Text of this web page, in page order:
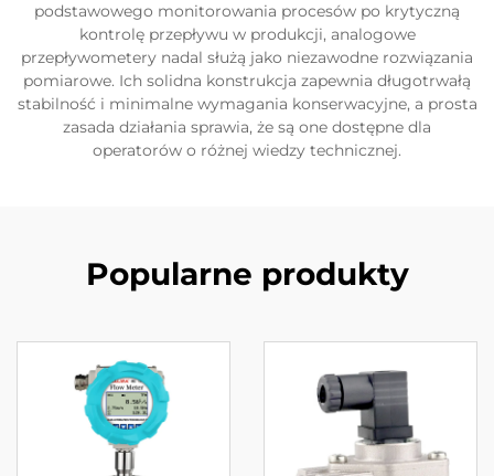
podstawowego monitorowania procesów po krytyczną
kontrolę przepływu w produkcji, analogowe
przepływometery nadal służą jako niezawodne rozwiązania
pomiarowe. Ich solidna konstrukcja zapewnia długotrwałą
stabilność i minimalne wymagania konserwacyjne, a prosta
zasada działania sprawia, że są one dostępne dla
operatorów o różnej wiedzy technicznej.
Popularne produkty